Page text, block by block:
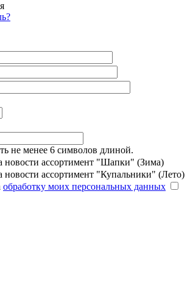
не менее 6 символов длиной.
новости ассортимент "Шапки" (Зима)
новости ассортимент "Купальники" (Лето)
обработку моих персональных данных